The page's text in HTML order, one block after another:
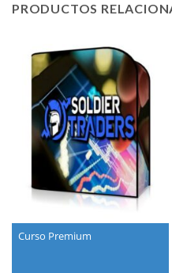
PRODUCTOS
Curso Premium